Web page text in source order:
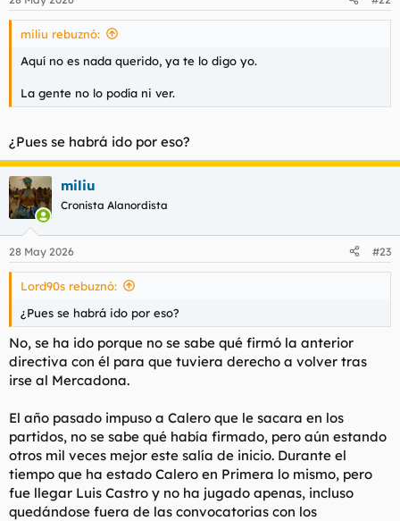
e
s
miliu rebuznó:
Aquí no es nada querido, ya te lo digo yo.
La gente no lo podía ni ver.
¿Pues se habrá ido por eso?
miliu
Cronista Alanordista
28 May 2026 #23
Lord90s rebuznó:
¿Pues se habrá ido por eso?
No, se ha ido porque no se sabe qué firmó la anterior
directiva con él para que tuviera derecho a volver tras
irse al Mercadona.
El año pasado impuso a Calero que le sacara en los
partidos, no se sabe qué había firmado, pero aún estando
otros mil veces mejor este salía de inicio. Durante el
tiempo que ha estado Calero en Primera lo mismo, pero
fue llegar Luis Castro y no ha jugado apenas, incluso
quedándose fuera de las convocatorias con los